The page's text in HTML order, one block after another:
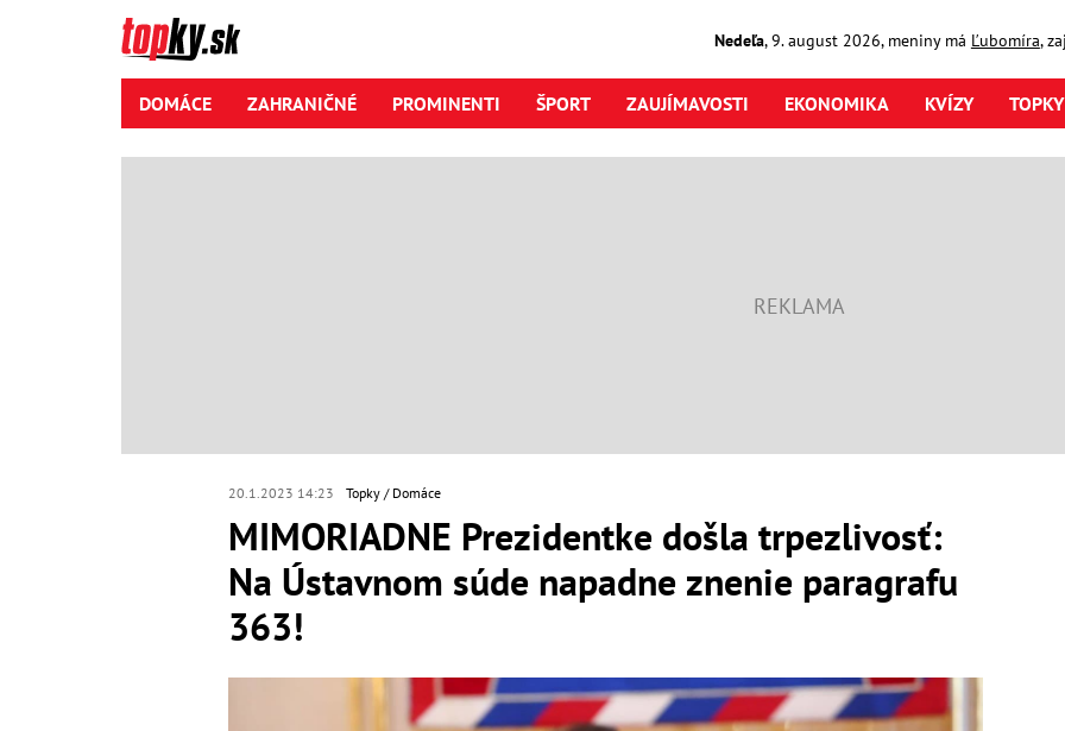
Nedeľa,9. august2026, meniny má Ľubomíra,
DOMÁCE ZAHRANIČNÉ PROMINENTI ŠPORT ZAUJÍMAVOSTI EKONOMIKA KVÍZY
20.1.2023 14:23 Topky Domáce
MIMORIADNE Prezidentke došla trpezlivosť:
Na Ústavnom súde napadne znenie paragrafu
363!